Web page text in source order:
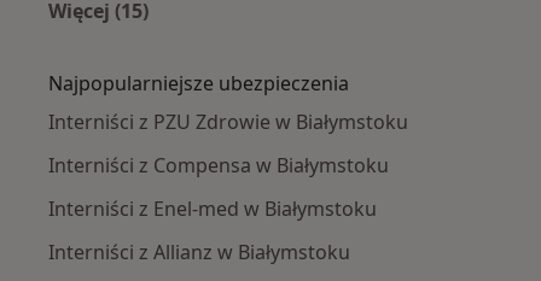
Więcej (15)
Najpopularniejsze ubezpieczenia
Interniści z PZU Zdrowie w Białymstoku
Interniści z Compensa w Białymstoku
Interniści z Enel-med w Białymstoku
Interniści z Allianz w Białymstoku